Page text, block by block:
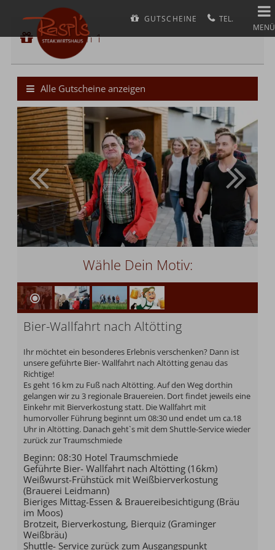
GUTSCHEINE
MENÜ
Gutschein 1
Gutscheinwert:€ 105,--
Bier-Wallfahrt nach Altötting
Gutschein 1
Alle Gutscheine anzeigen
Wähle Dein Motiv:
Bier-Wallfahrt nach Altötting
Ihr möchtet ein besonderes Erlebnis verschenken? Dann ist
unsere geführte Bier- Wallfahrt nach Altötting genau das
Richtige!
Es geht 16 km zu Fuß nach Altötting. Auf den Weg dorthin
gelangen wir zu 3 regionale Brauereien. Dort findet jeweils eine
Einkehr mit Bierverkostung statt. Die Wallfahrt mit
humorvoller Führung beginnt um 08:30 und endet um ca.18
Uhr in Altötting. Danach geht`s mit dem Shuttle-Service wieder
zurück zur Traumschmiede
Beginn: 08:30 Hotel Traumschmiede
Geführte Bier- Wallfahrt nach Altötting (16km)
Weißwurst-Frühstück mit Weißbierverkostung
(Brauerei Leidmann)
Bieriges Mittag-Essen & Brauereibesichtigung (Bräu
im Moos)
Brotzeit, Bierverkostung, Bierquiz (Graminger
Weißbräu)
Shuttle- Service zurück zum Ausgangspunkt